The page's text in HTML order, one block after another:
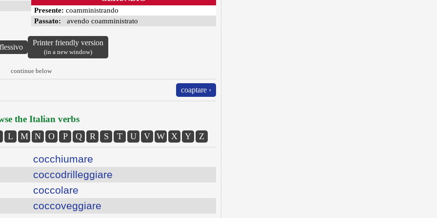
Presente: coamministrando
Passato: avendo coamministrato
Printer friendly version
(in a new window)
continue below
coaptare ›
the Italian verbs
L M N O P Q R S T U V W X Y Z
cocchiumare
coccodrilleggiare
coccolare
coccoveggiare